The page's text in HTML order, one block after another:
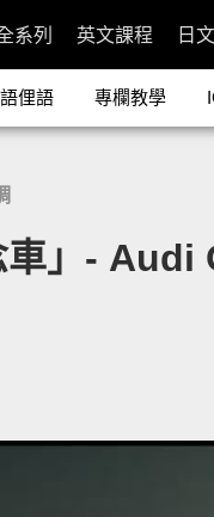
系列 英文課程 日
俚語 專欄教學
車」-